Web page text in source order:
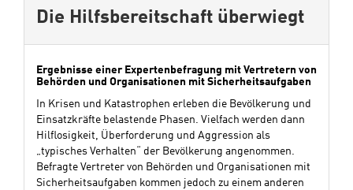
Die Hilfsbereitschaft überwiegt
Ergebnisse einer Expertenbefragung mit Vertretern von
Behörden und Organisationen mit Sicherheitsaufgaben
In Krisen und Katastrophen erleben die Bevölkerung und
Einsatzkräfte belastende Phasen. Vielfach werden dann
Hilflosigkeit, Überforderung und Aggression als
„typisches Verhalten“ der Bevölkerung angenommen.
Befragte Vertreter von Behörden und Organisationen mit
Sicherheitsaufgaben kommen jedoch zu einem anderen